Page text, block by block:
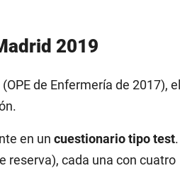
2019
de Enfermería de 2017), el
en un cuestionario tipo test.
reserva), cada una con cuatro